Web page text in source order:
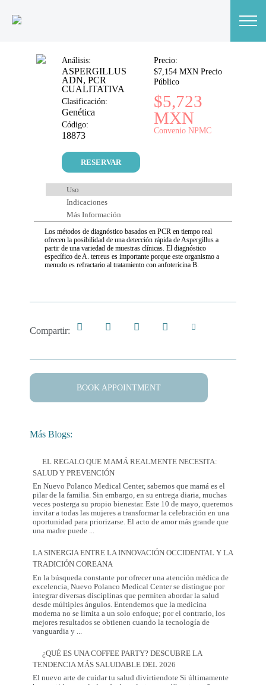
Análisis:
ASPERGILLUS
ADN, PCR
CUALITATIVA
Clasificación:
Genética
Código:
18873
RESERVAR
Precio:
$7,154 MXN Precio
Público
$5,723
MXN
Convenio NPMC
Uso
Indicaciones
Más Información
Los métodos de diagnóstico basados ​​en PCR en tiempo real
ofrecen la posibilidad de una detección rápida de Aspergillus a
partir de una variedad de muestras clínicas. El diagnóstico
específico de A. terreus es importante porque este organismo a
menudo es refractario al tratamiento con anfotericina B.
Compartir:
BOOK APPOINTMENT
Más Blogs:
EL REGALO QUE MAMÁ REALMENTE NECESITA:
SALUD Y PREVENCIÓN
En Nuevo Polanco Medical Center, sabemos que mamá es el
pilar de la familia. Sin embargo, en su entrega diaria, muchas
veces posterga su propio bienestar. Este 10 de mayo, queremos
invitar a todas las mujeres a transformar la celebración en una
oportunidad para priorizarse. El acto de amor más grande que
una madre puede ...
que
Mamá
Realmente
Necesita:
Salud
y
Prevención
LA SINERGIA ENTRE LA INNOVACIÓN OCCIDENTAL Y LA
TRADICIÓN COREANA
En la búsqueda constante por ofrecer una atención médica de
excelencia, Nuevo Polanco Medical Center se distingue por
integrar diversas disciplinas que permiten abordar la salud
desde múltiples ángulos. Entendemos que la medicina
moderna no se limita a un solo enfoque; por el contrario, los
mejores resultados se obtienen cuando la tecnología de
vanguardia y
la
Innovación
Occidental
¿QUÉ ES UNA COFFEE PARTY? DESCUBRE LA
TENDENCIA MÁS SALUDABLE DEL 2026
El nuevo arte de cuidar tu salud divirtiendote Si últimamente